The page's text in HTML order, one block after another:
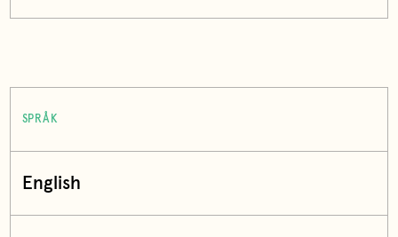
SPRÅK
English